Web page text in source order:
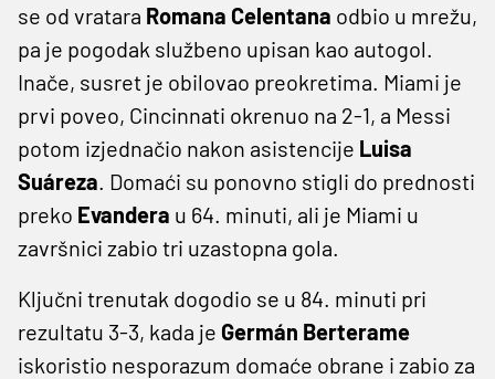
se od vratara Romana Celentana odbio u mrežu,
pa je pogodak službeno upisan kao autogol.
Inače, susret je obilovao preokretima. Miami je
prvi poveo, Cincinnati okrenuo na 2-1, a Messi
potom izjednačio nakon asistencije Luisa
Suáreza. Domaći su ponovno stigli do prednosti
preko Evandera u 64. minuti, ali je Miami u
završnici zabio tri uzastopna gola.
Ključni trenutak dogodio se u 84. minuti pri
rezultatu 3-3, kada je Germán Berterame
iskoristio nesporazum domaće obrane i zabio za